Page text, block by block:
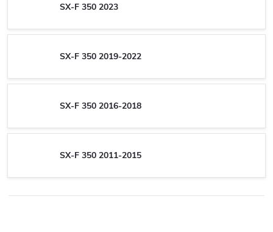
SX-F 350 2023
SX-F 350 2019-2022
SX-F 350 2016-2018
SX-F 350 2011-2015